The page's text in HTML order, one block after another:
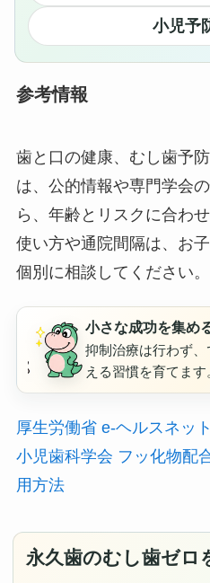
小児予
参考情報
歯と口の健康、むし歯予
は、公的情報や専門学会
ら、年齢とリスクに合わ
使い方や通院間隔は、お
個別に相談してください。
小さな成功を集め
抑制治療は行わず
える習慣を育てます
厚生労働省 e-ヘルスネッ
小児歯科学会 フッ化物配
用方法
永久歯のむし歯ゼロ